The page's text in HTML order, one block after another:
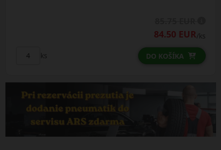
84.50 EUR/ks
ks DO KOŠÍKA